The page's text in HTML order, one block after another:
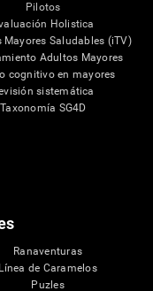
Pilotos
Holistica
Mayores Saludables (iTV)
Adultos Mayores
cognitivo en mayores
sistemática
Taxonomía SG4D
Ranaventuras
Línea de Caramelos
Puzles